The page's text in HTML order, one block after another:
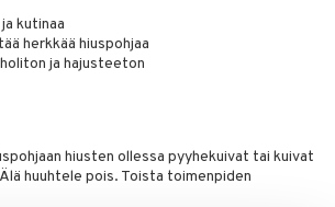
kutinaa
herkkää hiuspohjaa
ja hajusteeton
hiusten ollessa pyyhekuivat tai kuivat
huuhtele pois. Toista toimenpiden